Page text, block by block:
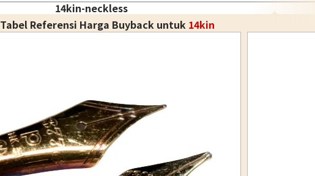
14kin-neckless
Tabel Referensi Harga Buyback untuk 14kin